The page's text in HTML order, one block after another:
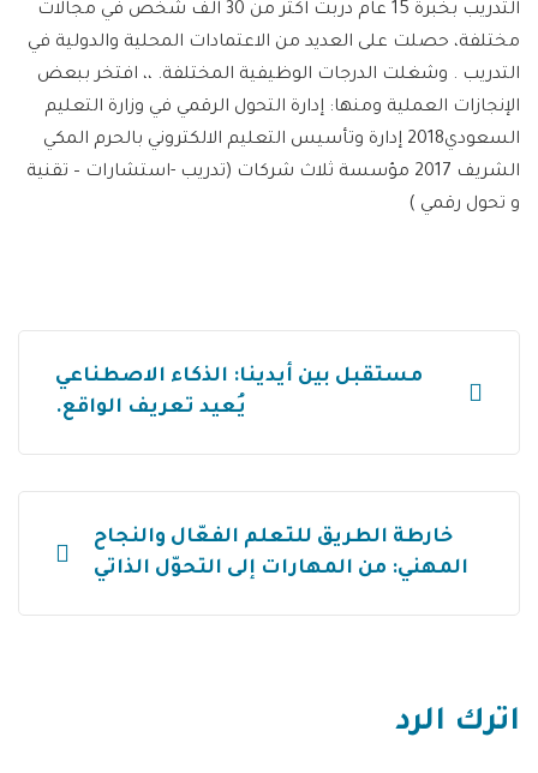
التدريب بخبرة 15 عام دربت اكثر من 30 الف شخص في مجالات
مختلفة، حصلت على العديد من الاعتمادات المحلية والدولية في
التدريب . وشغلت الدرجات الوظيفية المختلفة. ،، افتخر ببعض
الإنجازات العملية ومنها: إدارة التحول الرقمي في وزارة التعليم
السعودي2018 إدارة وتأسيس التعليم الالكتروني بالحرم المكي
الشريف 2017 مؤسسة ثلاث شركات (تدريب -استشارات – تقنية
و تحول رقمي )
مستقبل بين أيدينا: الذكاء الاصطناعي
يُعيد تعريف الواقع.
خارطة الطريق للتعلم الفعّال والنجاح
المهني: من المهارات إلى التحوّل الذاتي
اترك الرد